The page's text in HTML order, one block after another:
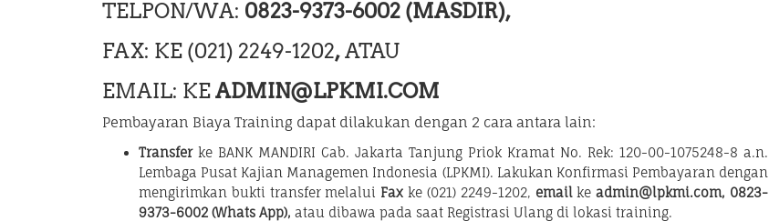
TELPON/WA: 0823-9373-6002 (MASDIR),
FAX: KE (021) 2249-1202,ATAU
EMAIL: KEADMIN@LPKMI.COM
Pembayaran Biaya Training dapat dilakukan dengan 2 cara antara lain:
Transferke BANK MANDIRI Cab. Jakarta Tanjung Priok Kramat No. Rek: 120-00-1075248-8 a.n.
Lembaga Pusat Kajian Managemen Indonesia (LPKMI). Lakukan Konfirmasi Pembayaran dengan
mengirimkan bukti transfer melalui Fax ke (021) 2249-1202, emailkeadmin@lpkmi.com, 0823-
9373-6002 (Whats App), atau dibawa pada saat Registrasi Ulang di lokasi training.